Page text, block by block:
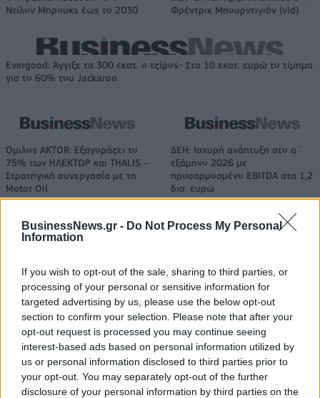
BusinessNews.gr - Do Not Process My Personal
Information
If you wish to opt-out of the sale, sharing to third parties, or
processing of your personal or sensitive information for
targeted advertising by us, please use the below opt-out
section to confirm your selection. Please note that after your
opt-out request is processed you may continue seeing
interest-based ads based on personal information utilized by
us or personal information disclosed to third parties prior to
your opt-out. You may separately opt-out of the further
disclosure of your personal information by third parties on the
Ντίλον Μπρουκς έως το 2030
Φρέντρικ Μπουρντιγιόν (vid)
Evergood: Άγγιξε τα 300 εκατ. ο τζίρος- Στα 10 εκατ. ευρώ το τίμημα
για το 60% του Jackaroo
Όμιλος AKTOR: Εξαγοράζει το
75% των ΗΛΕΚΤΩΡ και THALIS –
Στρατηγική συνεργασία με τη
Motor Oil
ΔΕΗ: Ισχυρή ανάπτυξη στο α΄
εξάμηνο 2026 με
προσαρμοσμένο EBITDA στα 1,2
δισ. ευρώ
Η συμφωνία Arval-Athlon αναδιαμορφώνει την αγορά leasing
VW: Η δύσκολη εξίσωση της
αναδιάρθρωσης
Alpha Bank: Για πρώτη φορά το
Αρχαίο Θέατρο Επιδαύρου
άνοιξε τις πύλες του σε όλους
ESG Report 2025: Πώς η ΑΒ Βασιλόπουλος μετατρέπει τη
βιωσιμότητα σε καθημερινή πράξη